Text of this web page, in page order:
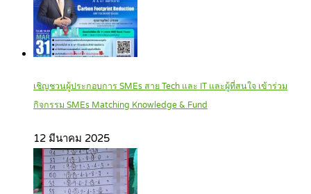
เชิญชวนผู้ประกอบการ SMEs สาย Tech และ IT และผู้ที่สนใจ เข้าร่วม
กิจกรรม SMEs Matching Knowledge & Fund
12 มีนาคม 2025